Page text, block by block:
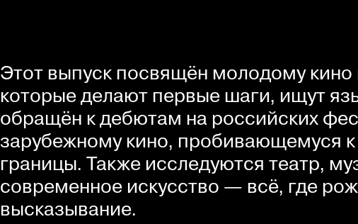
Этот выпуск посвящён молодому кино
которые делают первые шаги, ищут
обращён к дебютам на российских
зарубежному кино, пробивающемуся
границы. Также исследуются театр,
современное искусство — всё, где
высказывание.